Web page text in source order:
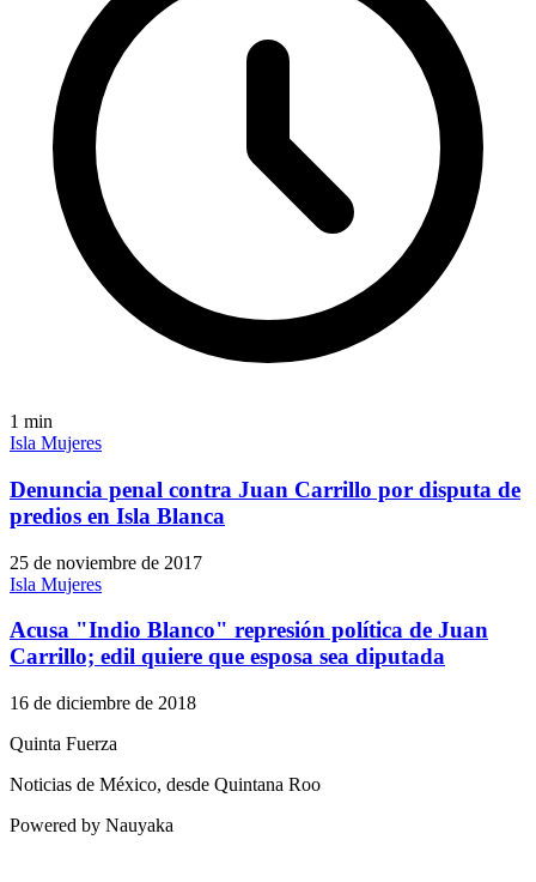
1 min
Isla Mujeres
Denuncia penal contra Juan Carrillo por disputa de
predios en Isla Blanca
25 de noviembre de 2017
Isla Mujeres
Acusa "Indio Blanco" represión política de Juan
Carrillo; edil quiere que esposa sea diputada
16 de diciembre de 2018
Quinta Fuerza
Noticias de México, desde Quintana Roo
Powered by Nauyaka